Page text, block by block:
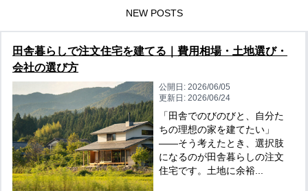
NEW POSTS
田舎暮らしで注文住宅を建てる｜費用相場・土地選び・
会社の選び方
公開日: 2026/06/05
更新日: 2026/06/24
「田舎でのびのびと、自分た
ちの理想の家を建てたい」
——そう考えたとき、選択肢
になるのが田舎暮らしの注文
住宅です。土地に余裕...